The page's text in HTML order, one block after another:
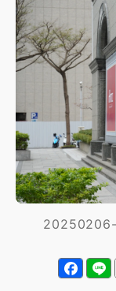
中信慈善基金
駁 理由曝光
故宮《龍藏經
周六起展出延
台東農業處長
押庭
父親節泡湯了
雨熱區曝
20250206-